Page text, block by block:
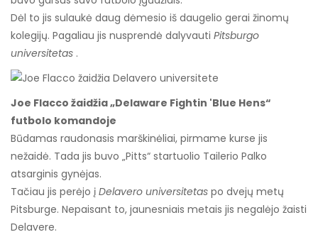
Dėl to jis sulaukė daug dėmesio iš daugelio gerai žinomų
kolegijų. Pagaliau jis nusprendė dalyvauti Pitsburgo
universitetas .
Joe Flacco žaidžia „Delaware Fightin 'Blue Hens“
futbolo komandoje
Būdamas raudonasis marškinėliai, pirmame kurse jis
nežaidė. Tada jis buvo „Pitts“ startuolio Tailerio Palko
atsarginis gynėjas.
Tačiau jis perėjo į Delavero universitetas po dvejų metų
Pitsburge. Nepaisant to, jaunesniais metais jis negalėjo žaisti
Delavere.